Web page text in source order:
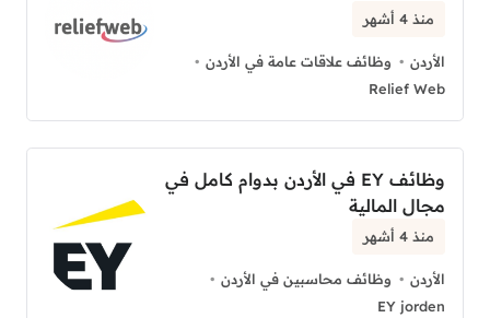
منذ 4 أشهر
الأردن
وظائف علاقات عامة في الأردن
Relief Web
وظائف EY في الأردن بدوام كامل في
مجال المالية
منذ 4 أشهر
الأردن
وظائف محاسبين في الأردن
EY jorden